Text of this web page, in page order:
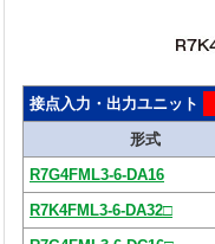
接点入力・出力ユニット
形式
R7G4FML3-6-DA16
R7K4FML3-6-DA32□